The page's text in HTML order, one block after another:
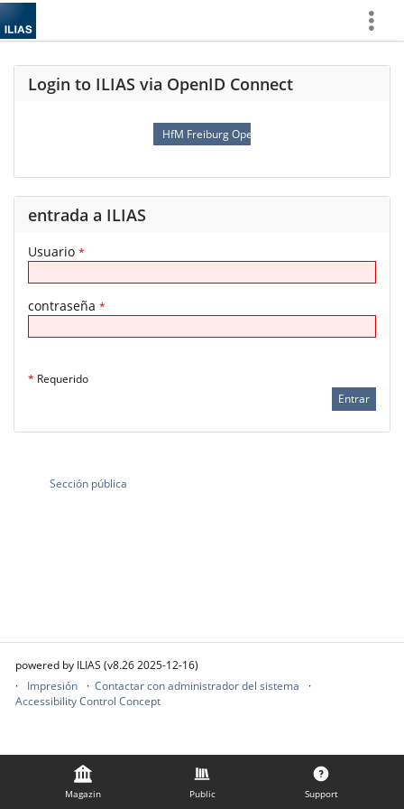
Magazin Public Support
Login to ILIAS via OpenID Connect
HfM Freiburg OpenID Connect
entrada a ILIAS
Usuario *
contraseña *
* Requerido
Sección pública
powered by ILIAS (v8.26 2025-12-16)
Impresión
Contactar con administrador del sistema
Accessibility Control Concept